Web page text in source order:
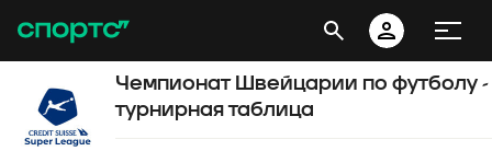
Чемпионат Швейцарии по футболу -
турнирная таблица